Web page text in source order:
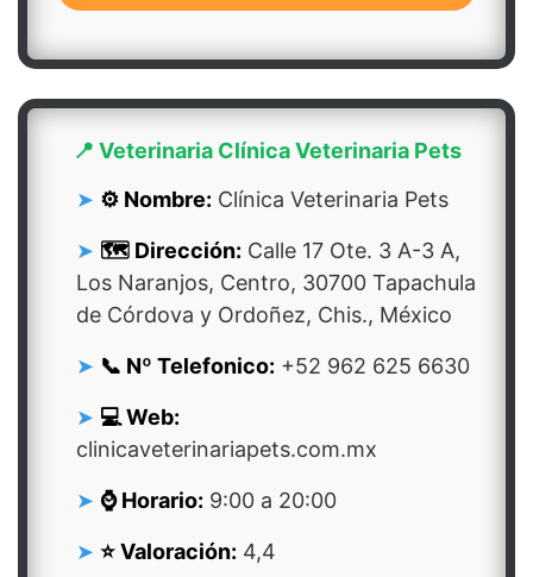
📍 Veterinaria Clínica Veterinaria Pets
⚙️ Nombre: Clínica Veterinaria Pets
🗺️ Dirección: Calle 17 Ote. 3 A-3 A,
Los Naranjos, Centro, 30700 Tapachula
de Córdova y Ordoñez, Chis., México
📞 Nº Telefonico: +52 962 625 6630
💻 Web:
clinicaveterinariapets.com.mx
⌚ Horario: 9:00 a 20:00
⭐ Valoración: 4,4